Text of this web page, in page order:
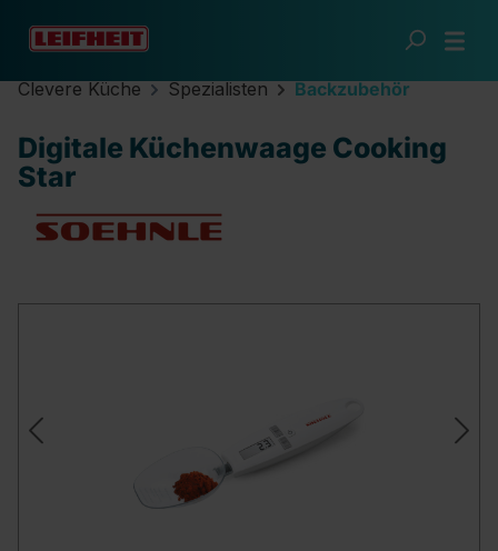
Zum Hauptinhalt springen
Clevere Küche Spezialisten Backzubehör
Digitale Küchenwaage Cooking
Star